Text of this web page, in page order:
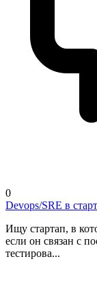
0
Devops/SRE в
Ищу стартап, в
если он связан с
тестирова...